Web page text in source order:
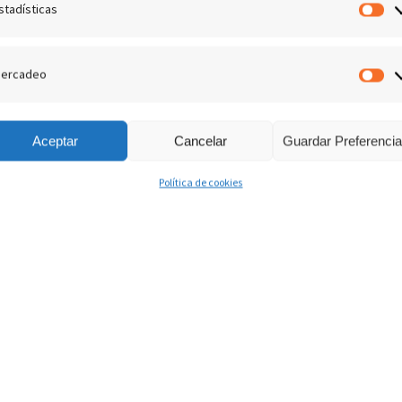
Aceptar Cancelar Guardar
Política de cookies